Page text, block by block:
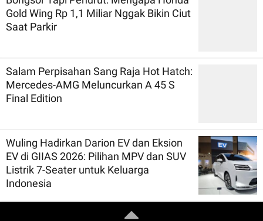
Gold Wing Rp 1,1 Miliar Nggak Bikin Ciut
Saat Parkir
Salam Perpisahan Sang Raja Hot Hatch:
Mercedes-AMG Meluncurkan A 45 S
Final Edition
Wuling Hadirkan Darion EV dan Eksion
EV di GIIAS 2026: Pilihan MPV dan SUV
Listrik 7-Seater untuk Keluarga
Indonesia